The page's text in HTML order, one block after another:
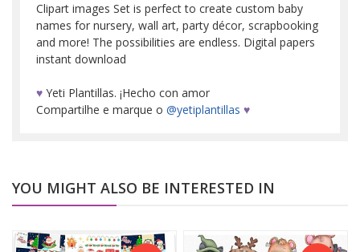
Clipart images Set is perfect to create custom baby
names for nursery, wall art, party décor, scrapbooking
and more! The possibilities are endless. Digital papers
instant download
♥ Yeti Plantillas. ¡Hecho con amor
Compartilhe e marque o @yetiplantillas ♥
YOU MIGHT ALSO BE INTERESTED IN